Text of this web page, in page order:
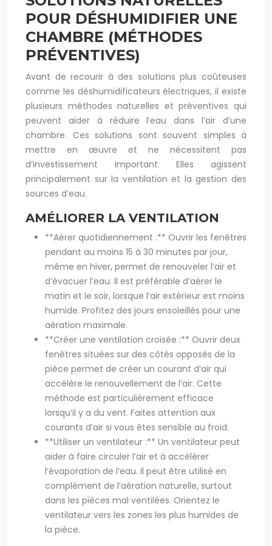
POUR DÉSHUMIDIFIER UNE
CHAMBRE (MÉTHODES
PRÉVENTIVES)
Avant de recourir à des solutions plus coûteuses
comme les déshumidificateurs électriques, il existe
plusieurs méthodes naturelles et préventives qui
peuvent aider à réduire l’eau dans l’air d’une
chambre. Ces solutions sont souvent simples à
mettre en œuvre et ne nécessitent pas
d’investissement important. Elles agissent
principalement sur la ventilation et la gestion des
sources d’eau.
AMÉLIORER LA VENTILATION
**Aérer quotidiennement :** Ouvrir les fenêtres
pendant au moins 15 à 30 minutes par jour,
même en hiver, permet de renouveler l’air et
d’évacuer l’eau. Il est préférable d’aérer le
matin et le soir, lorsque l’air extérieur est moins
humide. Profitez des jours ensoleillés pour une
aération maximale.
**Créer une ventilation croisée :** Ouvrir deux
fenêtres situées sur des côtés opposés de la
pièce permet de créer un courant d’air qui
accélère le renouvellement de l’air. Cette
méthode est particulièrement efficace
lorsqu’il y a du vent. Faites attention aux
courants d’air si vous êtes sensible au froid.
**Utiliser un ventilateur :** Un ventilateur peut
aider à faire circuler l’air et à accélérer
l’évaporation de l’eau. Il peut être utilisé en
complément de l’aération naturelle, surtout
dans les pièces mal ventilées. Orientez le
ventilateur vers les zones les plus humides de
la pièce.